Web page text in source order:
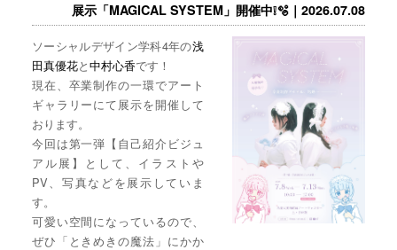
展示「MAGICAL SYSTEM」開催中❕🫧｜2026.07.08
ソーシャルデザイン学科4年の浅
田真優花と中村心香です！
現在、卒業制作の一環でアート
ギャラリーにて展示を開催して
おります。
今回は第一弾【自己紹介ビジュ
アル展】として、イラストや
PV、写真などを展示していま
す。
可愛い空間になっているので、
ぜひ「ときめきの魔法」にかか